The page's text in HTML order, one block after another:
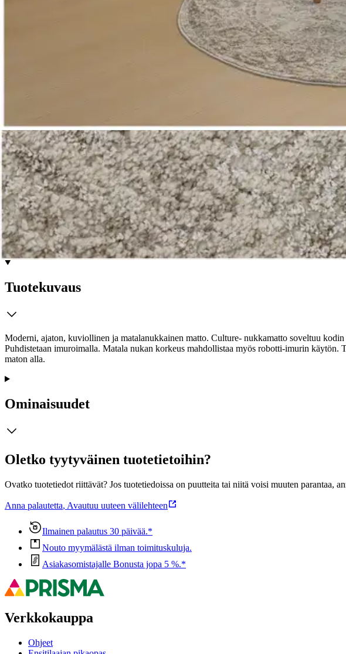
Ilmainen toimitus yli 100 €:n tilauksille Postin
Etu ei koske Suuri‑lisäpalvelulla toimitettavia tuotteita.
Tarkista myymäläsaatavuus
Tuotekuvaus
Moderni, ajaton, kuviollinen ja matalanukkainen matto. Culture- nukkamatto soveltuu
Puhdistetaan imuroimalla. Matala nukan korkeus mahdollistaa myös robotti-imurin käytön.
maton alla.
Ominaisuudet
Oletko tyytyväinen tuotetietoihin?
Ovatko tuotetiedot riittävät? Jos tuotetiedoissa on puutteita tai niitä voisi muuten parantaa,
Anna palautetta, Avautuu uuteen välilehteen
Ilmainen palautus 30 päivää.*
Nouto myymälästä ilman toimituskuluja.
Asiakasomistajalle Bonusta jopa 5 %.*
Verkkokauppa
Ohjeet